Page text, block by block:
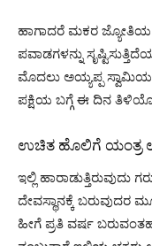
ಹಾಗಾದರೆ ಮಕರ ಜ್ಯೋತಿಯ
ಪವಾಡಗಳನ್ನು
ಮೊದಲು ಅಯ್ಯಪ್ಪ
ಪಕ್ಷಿಯ ಬಗ್ಗೆ ಈ ದಿನ
ಉಚಿತ ಹೊಲಿಗೆ ಯಂತ್ರ
ಇಲ್ಲಿ ಹಾರಾಡುತ್ತಿರುವುದು
ದೇವಸ್ಥಾನಕ್ಕೆ ಬರುವುದರ
ಹೀಗೆ ಪ್ರತಿ ವರ್ಷ